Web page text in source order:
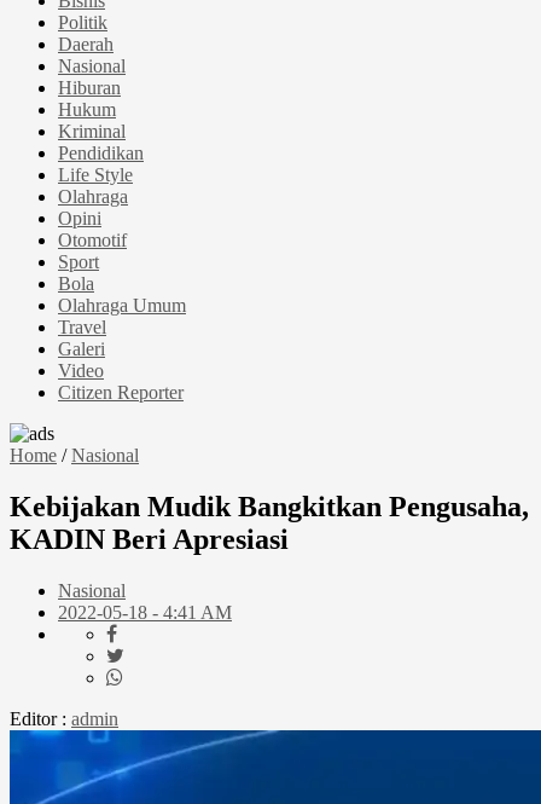
Politik
Daerah
Nasional
Hiburan
Hukum
Kriminal
Pendidikan
Life Style
Olahraga
Opini
Otomotif
Sport
Bola
Olahraga Umum
Travel
Galeri
Video
Citizen Reporter
Home /Nasional
Kebijakan Mudik Bangkitkan Pengusaha,
KADIN Beri Apresiasi
Nasional
2022-05-18 - 4:41 AM
Editor : admin